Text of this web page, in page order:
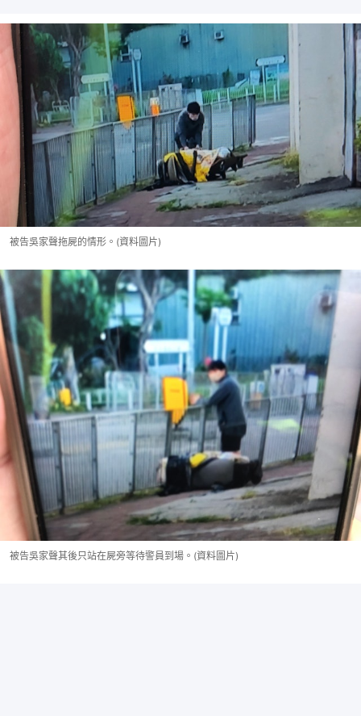
被告吳家聲拖屍的情形。(資料圖片)
被告吳家聲其後只站在屍旁等待警員到場。(資料圖片)